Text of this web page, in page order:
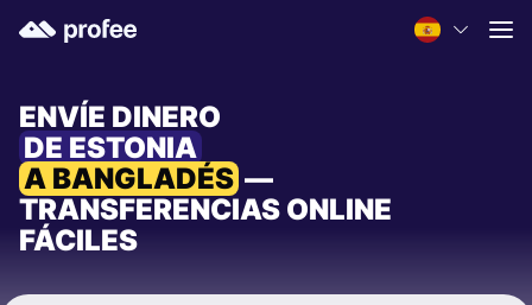
ENVÍE DINERO
DE ESTONIA
A BANGLADÉS —
TRANSFERENCIAS ONLINE
FÁCILES